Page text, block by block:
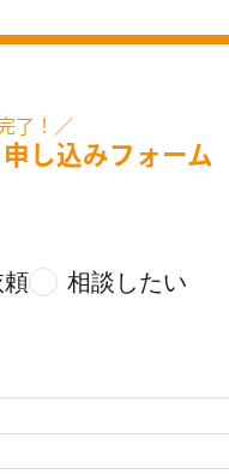
申し込みフォーム
頼 相談したい